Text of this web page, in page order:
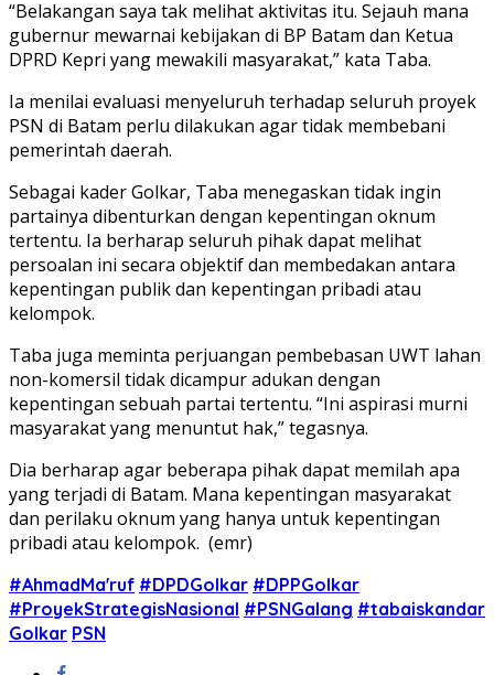
“Belakangan saya tak melihat aktivitas itu. Sejauh mana
gubernur mewarnai kebijakan di BP Batam dan Ketua
DPRD Kepri yang mewakili masyarakat,” kata Taba.
Ia menilai evaluasi menyeluruh terhadap seluruh proyek
PSN di Batam perlu dilakukan agar tidak membebani
pemerintah daerah.
Sebagai kader Golkar, Taba menegaskan tidak ingin
partainya dibenturkan dengan kepentingan oknum
tertentu. Ia berharap seluruh pihak dapat melihat
persoalan ini secara objektif dan membedakan antara
kepentingan publik dan kepentingan pribadi atau
kelompok.
Taba juga meminta perjuangan pembebasan UWT lahan
non-komersil tidak dicampur adukan dengan
kepentingan sebuah partai tertentu. “Ini aspirasi murni
masyarakat yang menuntut hak,” tegasnya.
Dia berharap agar beberapa pihak dapat memilah apa
yang terjadi di Batam. Mana kepentingan masyarakat
dan perilaku oknum yang hanya untuk kepentingan
pribadi atau kelompok. (emr)
#AhmadMa'ruf #DPDGolkar #DPPGolkar
#ProyekStrategisNasional #PSNGalang #tabaiskandar
Golkar PSN